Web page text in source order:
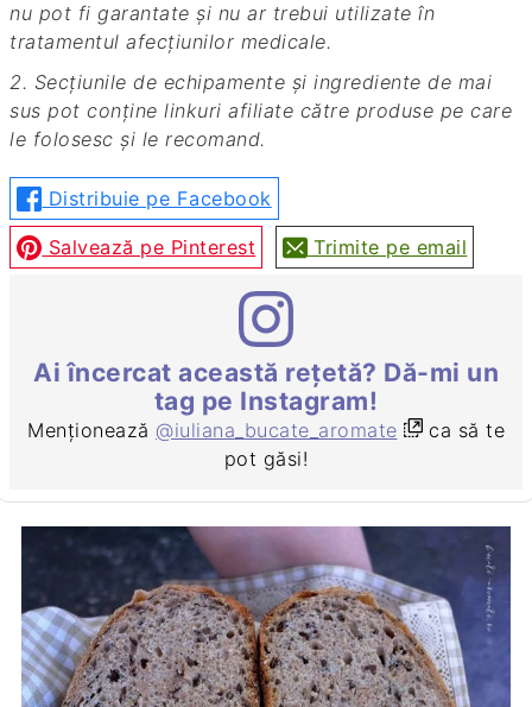
nu pot fi garantate și nu ar trebui utilizate în
tratamentul afecțiunilor medicale.
2. Secțiunile de echipamente și ingrediente de mai
sus pot conține linkuri afiliate către produse pe care
le folosesc și le recomand.
Distribuie pe Facebook
Salvează pe Pinterest Trimite pe email
Ai încercat această rețetă? Dă-mi un
tag pe Instagram!
Menționează @iuliana_bucate_aromate
ca să te
pot găsi!